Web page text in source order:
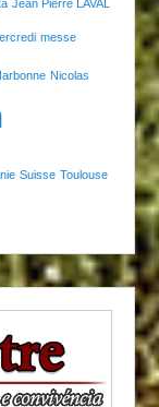
Jean Pierre LAVAL
messe
Nicolas
Suisse Toulouse